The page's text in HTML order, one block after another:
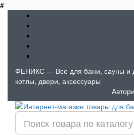
#
ФЕНИКС — Все для бани, сауны и
котлы, двери, аксессуары